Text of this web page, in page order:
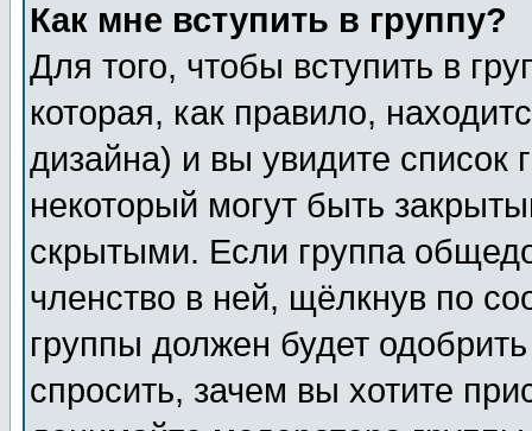
Как мне вступить в группу?
Для того, чтобы вступить в
которая, как правило,
дизайна) и вы увидите список
некоторый могут быть
скрытыми. Если группа
членство в ней, щёлкнув по
группы должен будет
спросить, зачем вы хотите